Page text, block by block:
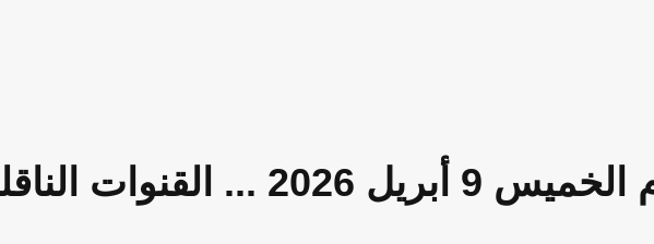
جدول مباريات اليوم الخميس 9 أبريل 2026 ... القنوات